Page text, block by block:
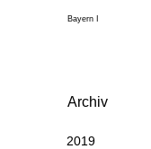
Bayern I
Archiv
2019